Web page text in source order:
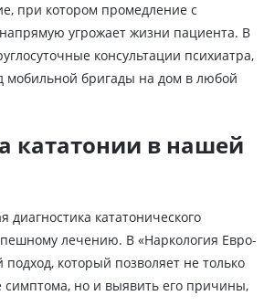
при котором промедление с
угрожает жизни пациента. В
консультации психиатра,
мобильной бригады на дом в любой
кататонии в нашей
диагностика кататонического
лечению. В «Наркология Евро-
который позволяет не только
симптома, но и выявить его причины,